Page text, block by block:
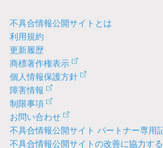
不具合情報公開サイトとは
利用規約
更新履歴
商標著作権表示
個人情報保護方針
障害情報
制限事項
お問い合わせ
不具合情報公開サイト パートナー専用
不具合情報公開サイトの改善に協力する